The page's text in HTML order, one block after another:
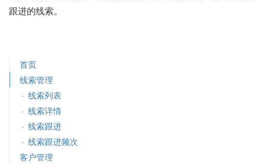
跟进的线索。
首页
线索管理
- 线索列表
- 线索详情
- 线索跟进
- 线索跟进频次
客户管理